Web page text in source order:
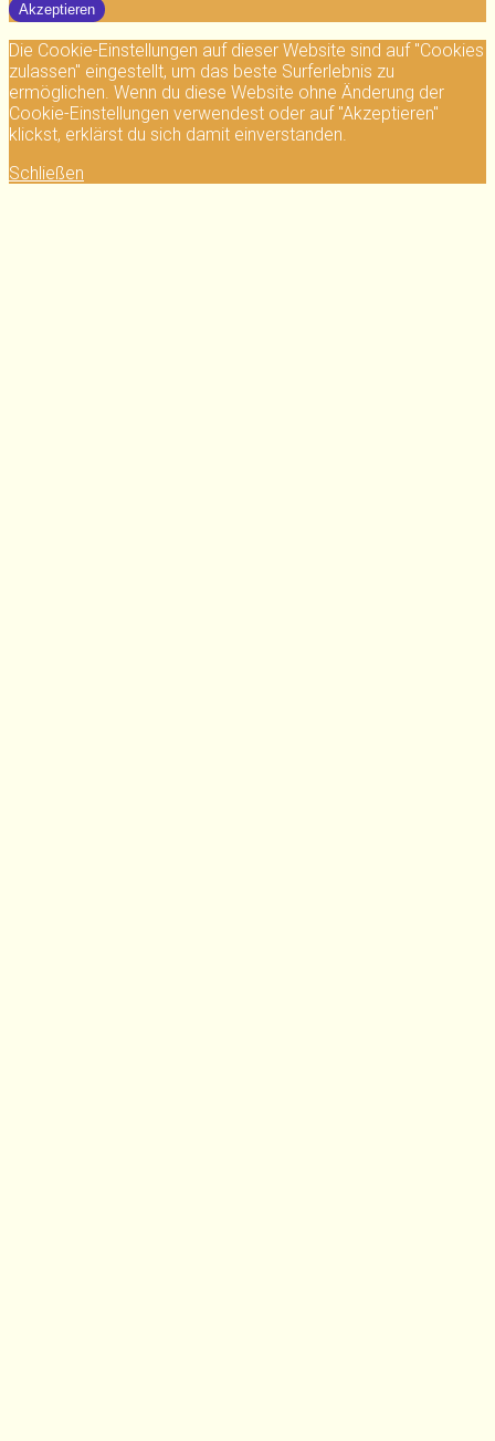
Akzeptieren
Die Cookie-Einstellungen auf dieser Website sind auf "Cookies
zulassen" eingestellt, um das beste Surferlebnis zu
ermöglichen. Wenn du diese Website ohne Änderung der
Cookie-Einstellungen verwendest oder auf "Akzeptieren"
klickst, erklärst du sich damit einverstanden.
Schließen